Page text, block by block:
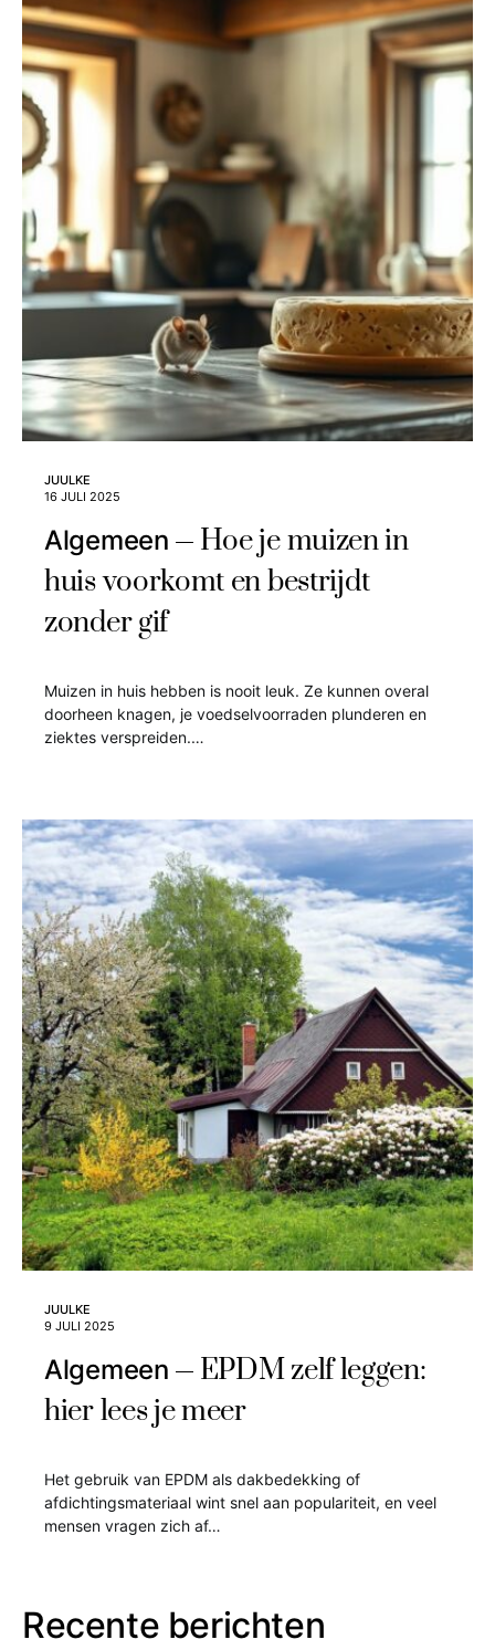
JUULKE
16 JULI 2025
Algemeen
Hoe je muizen in
huis voorkomt en bestrijdt
zonder gif
Muizen in huis hebben is nooit leuk. Ze kunnen overal
doorheen knagen, je voedselvoorraden plunderen en
ziektes verspreiden.…
JUULKE
9 JULI 2025
Algemeen
EPDM zelf leggen:
hier lees je meer
Het gebruik van EPDM als dakbedekking of
afdichtingsmateriaal wint snel aan populariteit, en veel
mensen vragen zich af…
Recente berichten